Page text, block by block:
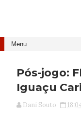
Pós-jogo:
Iguaçu
Dani Souto